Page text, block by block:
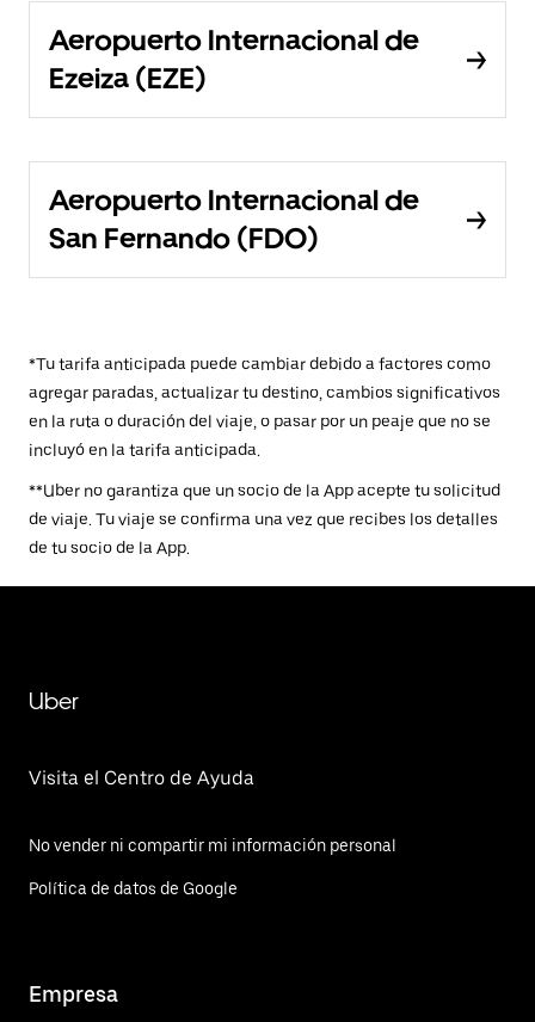
Aeropuerto Internacional de
Ezeiza (EZE)
Aeropuerto Internacional de
San Fernando (FDO)
*Tu tarifa anticipada puede cambiar debido a factores como
agregar paradas, actualizar tu destino, cambios significativos
en la ruta o duración del viaje, o pasar por un peaje que no se
incluyó en la tarifa anticipada.
**Uber no garantiza que un socio de la App acepte tu solicitud
de viaje. Tu viaje se confirma una vez que recibes los detalles
de tu socio de la App.
Uber
Visita el Centro de Ayuda
No vender ni compartir mi información personal
Política de datos de Google
Empresa